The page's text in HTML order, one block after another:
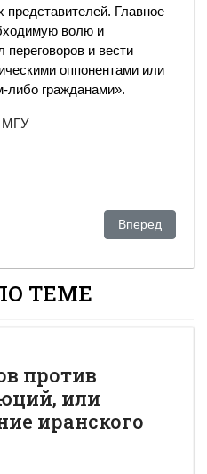
Главное
волю и
переговоров и вести
оппонентами или
либо гражданами».
путь": Китай делает ставку
Следующий: В
Вперед
ТЕМЕ
против
или
иранского